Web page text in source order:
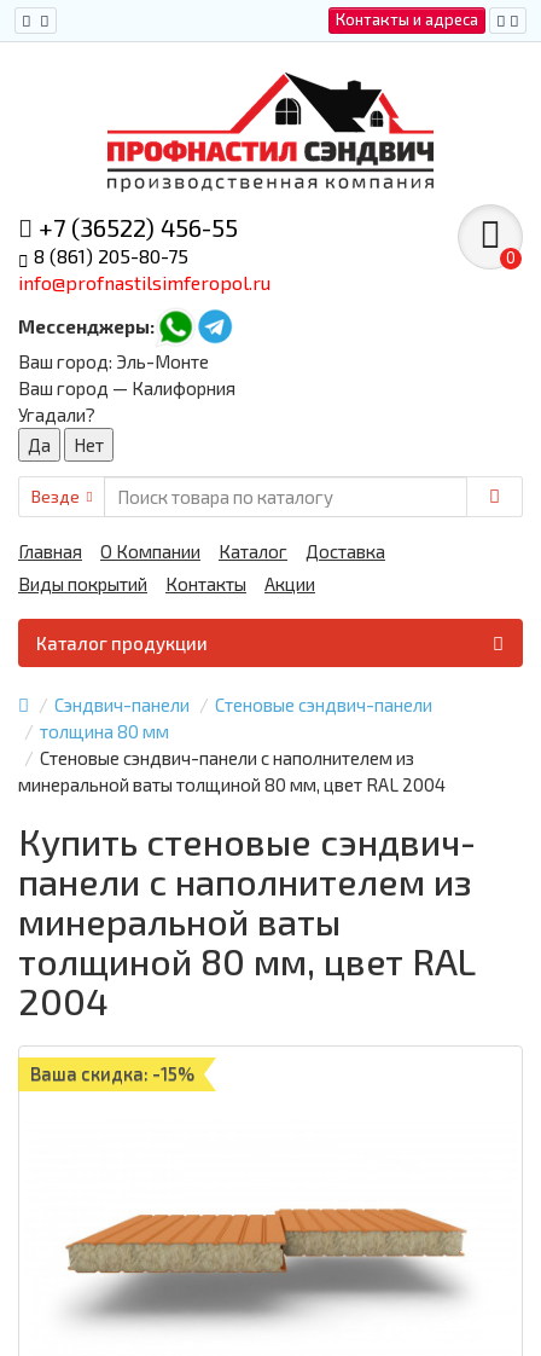
Контакты и адреса
+7 (36522) 456-55
8 (861) 205-80-75
info@profnastilsimferopol.ru
Мессенджеры:
0
Ваш город: Эль-Монте
Ваш город — Калифорния
Угадали?
Везде
Главная О Компании Каталог
Доставка
Виды покрытий
Контакты Акции
Каталог продукции
Сэндвич-панели
Стеновые сэндвич-панели
толщина 80 мм
Стеновые сэндвич-панели с наполнителем из
минеральной ваты толщиной 80 мм, цвет RAL 2004
Купить стеновые сэндвич-
панели с наполнителем из
минеральной ваты
толщиной 80 мм, цвет RAL
2004
Ваша скидка: -15%